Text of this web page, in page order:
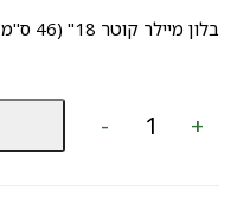
בלון מיילר קוטר 18" (46 ס"מ)
-
כמות
בלון
+